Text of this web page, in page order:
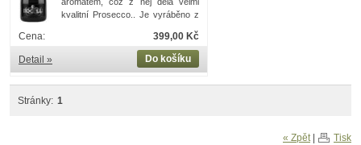
kvalitní Prosecco.. Je vyráběno z
Chardonnay.
399,00 Kč
Cena:
Do košíku
Detail »
Stránky: 1
« Zpět| Tisk